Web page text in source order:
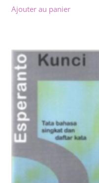
Ajouter au panier